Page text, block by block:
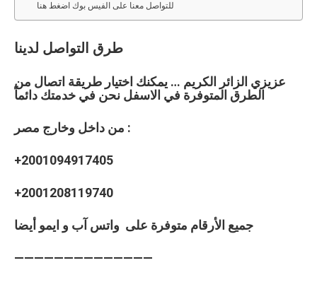
للتواصل معنا على الفيس بوك اضغط هنا
طرق التواصل لدينا
عزيزي الزائر الكريم … يمكنك اختيار طريقة اتصال من
الطرق المتوفرة في الاسفل نحن في خدمتك دائماً
من داخل وخارج مصر :
‎+2001094917405
‎+2001208119740
جميع الأرقام متوفرة على واتس آب و ايمو أيضا
——————————————